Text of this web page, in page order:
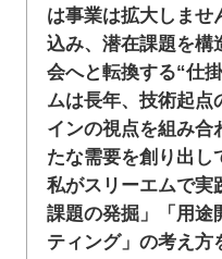
は事業は拡大しませ
込み、潜在課題を構
会へと転換する“仕
ムは長年、技術起点
インの視点を組み合
たな需要を創り出し
私がスリーエムで実
課題の発掘」「用途
ティング」の考え方